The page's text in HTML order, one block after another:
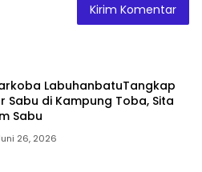
LabuhanbatuTangkap
Sabu di Kampung Toba, Sita
Sabu
26, 2026